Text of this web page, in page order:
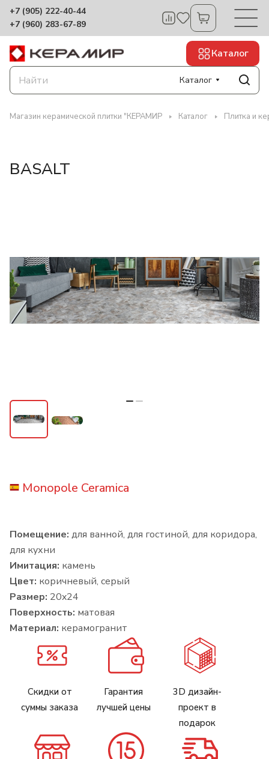
+7 (905) 222-40-44
+7 (960) 283-67-89
Каталог
Каталог
Магазин керамической плитки "КЕРАМИР Каталог Плитка и
BASALT
Monopole Ceramica
Помещение: для ванной, для гостиной, для коридора,
для кухни
Имитация: камень
Цвет: коричневый, серый
Размер: 20x24
Поверхность: матовая
Материал: керамогранит
Скидки от
суммы заказа
Гарантия
лучшей цены
3D дизайн-
проект в
подарок